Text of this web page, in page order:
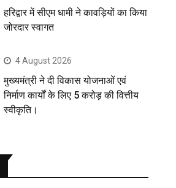
हरिद्वार में सीएम धामी ने कावड़ियों का किया
जोरदार स्वागत
4 August 2026
मुख्यमंत्री ने दी विकास योजनाओं एवं
निर्माण कार्यों के लिए 5 करोड़ की वित्तीय
स्वीकृति।